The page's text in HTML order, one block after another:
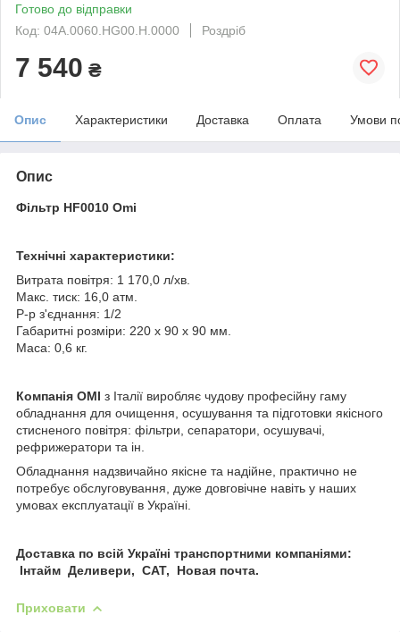
Готово до відправки
Код: 04A.0060.HG00.H.0000
Роздріб
7 540 ₴
Опис Характеристики Доставка Оплата Умови
Опис
Фільтр HF0010 Omi
Технічні характеристики:
Витрата повітря: 1 170,0 л/хв.
Макс. тиск: 16,0 атм.
Р-р з'єднання: 1/2
Габаритні розміри: 220 x 90 x 90 мм.
Маса: 0,6 кг.
Компанія OMI з Італії виробляє чудову професійну гаму
обладнання для очищення, осушування та підготовки якісного
стисненого повітря: фільтри, сепаратори, осушувачі,
рефрижератори та ін.
Обладнання надзвичайно якісне та надійне, практично не
потребує обслуговування, дуже довговічне навіть у наших
умовах експлуатації в Україні.
Доставка по всій Україні транспортними компаніями:
Інтайм Деливери, САТ, Новая почта.
Приховати